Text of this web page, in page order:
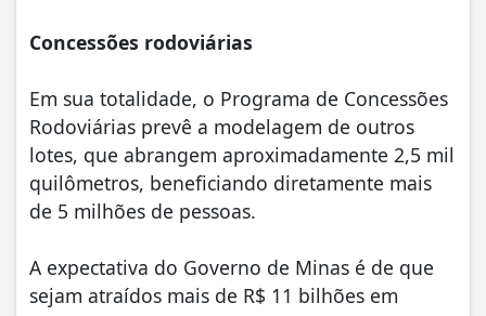
Concessões rodoviárias
Em sua totalidade, o Programa de Concessões
Rodoviárias prevê a modelagem de outros
lotes, que abrangem aproximadamente 2,5 mil
quilômetros, beneficiando diretamente mais
de 5 milhões de pessoas.
A expectativa do Governo de Minas é de que
sejam atraídos mais de R$ 11 bilhões em